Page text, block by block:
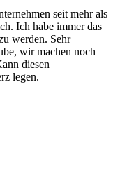
seit mehr als
Ich habe immer das
werden. Sehr
wir machen noch
diesen
legen.